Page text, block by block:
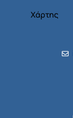
Χάρτης